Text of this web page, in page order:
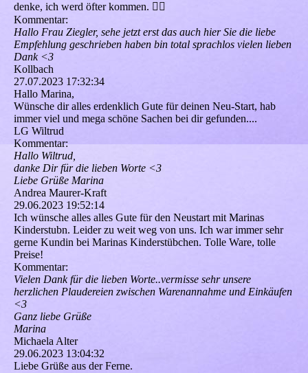
denke, ich werd öfter kommen. 👍🏻
Kommentar:
Hallo Frau Ziegler, sehe jetzt erst das auch hier Sie die liebe
Empfehlung geschrieben haben bin total sprachlos vielen lieben
Dank <3
Kollbach
27.07.2023 17:32:34
Hallo Marina,
Wünsche dir alles erdenklich Gute für deinen Neu-Start, hab
immer viel und mega schöne Sachen bei dir gefunden....
LG Wiltrud
Kommentar:
Hallo Wiltrud,
danke Dir für die lieben Worte <3
Liebe Grüße Marina
Andrea Maurer-Kraft
29.06.2023 19:52:14
Ich wünsche alles alles Gute für den Neustart mit Marinas
Kinderstubn. Leider zu weit weg von uns. Ich war immer sehr
gerne Kundin bei Marinas Kinderstübchen. Tolle Ware, tolle
Preise!
Kommentar:
Vielen Dank für die lieben Worte..vermisse sehr unsere
herzlichen Plaudereien zwischen Warenannahme und Einkäufen
<3
Ganz liebe Grüße
Marina
Michaela Alter
29.06.2023 13:04:32
Liebe Grüße aus der Ferne.